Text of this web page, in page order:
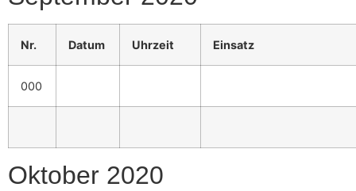
Nr. Datum Uhrzeit Einsatz
000
Oktober 2020